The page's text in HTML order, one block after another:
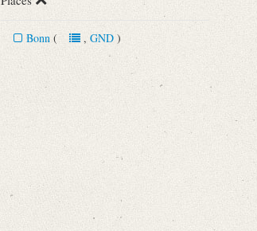
Bonn (, GND)